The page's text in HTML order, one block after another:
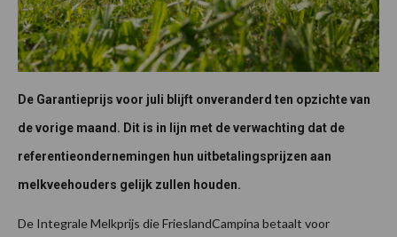
De Garantieprijs voor juli blijft onveranderd ten opzichte van
de vorige maand. Dit is in lijn met de verwachting dat de
referentieondernemingen hun uitbetalingsprijzen aan
melkveehouders gelijk zullen houden.
De Integrale Melkprijs die FrieslandCampina betaalt voor